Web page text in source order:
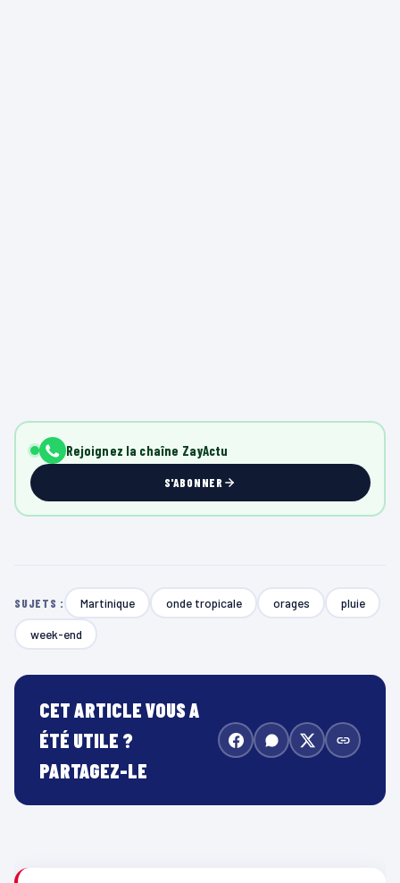
Rejoignez la chaîne ZayActu
S'ABONNER
SUJETS : Martinique onde tropicale orages pluie
week-end
CET ARTICLE VOUS A
ÉTÉ UTILE ?
PARTAGEZ-LE